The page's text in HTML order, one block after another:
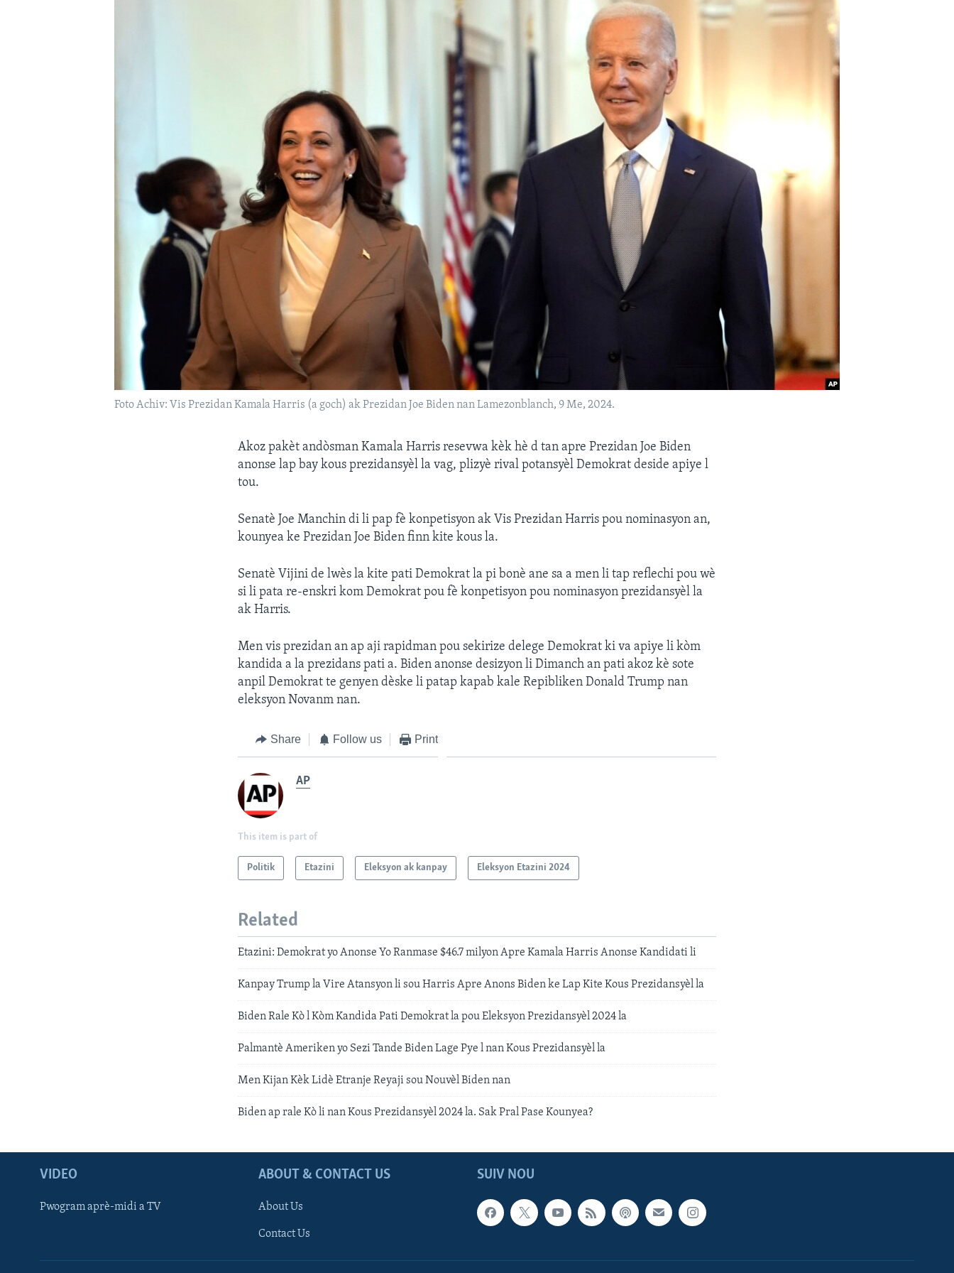
Foto Achiv: Vis Prezidan Kamala Harris (a goch) ak Prezidan Joe Biden nan Lamezonblanch, 9 Me, 2024.
Akoz pakèt andòsman Kamala Harris resevwa kèk hè d tan apre Prezidan Joe Biden
anonse lap bay kous prezidansyèl la vag, plizyè rival potansyèl Demokrat deside apiye l
tou.
Senatè Joe Manchin di li pap fè konpetisyon ak Vis Prezidan Harris pou nominasyon an,
kounyea ke Prezidan Joe Biden finn kite kous la.
Senatè Vijini de lwès la kite pati Demokrat la pi bonè ane sa a men li tap reflechi pou wè
si li pata re-enskri kom Demokrat pou fè konpetisyon pou nominasyon prezidansyèl la
ak Harris.
Men vis prezidan an ap aji rapidman pou sekirize delege Demokrat ki va apiye li kòm
kandida a la prezidans pati a. Biden anonse desizyon li Dimanch an pati akoz kè sote
anpil Demokrat te genyen dèske li patap kapab kale Repibliken Donald Trump nan
eleksyon Novanm nan.
Share Follow us Print
AP
This item is part of
Politik Etazini Eleksyon ak kanpay Eleksyon Etazini 2024
Related
Etazini: Demokrat yo Anonse Yo Ranmase $46.7 milyon Apre Kamala Harris Anonse Kandidati li
Kanpay Trump la Vire Atansyon li sou Harris Apre Anons Biden ke Lap Kite Kous Prezidansyèl la
Biden Rale Kò l Kòm Kandida Pati Demokrat la pou Eleksyon Prezidansyèl 2024 la
Palmantè Ameriken yo Sezi Tande Biden Lage Pye l nan Kous Prezidansyèl la
Men Kijan Kèk Lidè Etranje Reyaji sou Nouvèl Biden nan
Biden ap rale Kò li nan Kous Prezidansyèl 2024 la. Sak Pral Pase Kounyea?
SUIV NOU
VIDEO
Pwogram aprè-midi a TV
ABOUT & CONTACT US
About Us
Contact Us